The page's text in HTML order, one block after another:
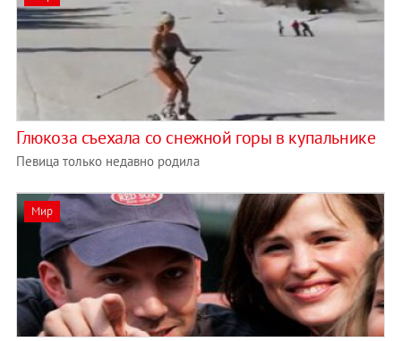
Глюкоза съехала со снежной горы в купальнике
Певица только недавно родила
Мир